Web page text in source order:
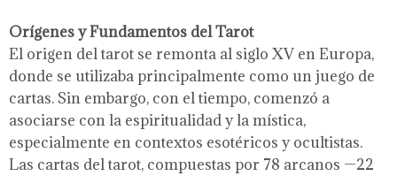
Orígenes y Fundamentos del Tarot
El origen del tarot se remonta al siglo XV en Europa,
donde se utilizaba principalmente como un juego de
cartas. Sin embargo, con el tiempo, comenzó a
asociarse con la espiritualidad y la mística,
especialmente en contextos esotéricos y ocultistas.
Las cartas del tarot, compuestas por 78 arcanos —22